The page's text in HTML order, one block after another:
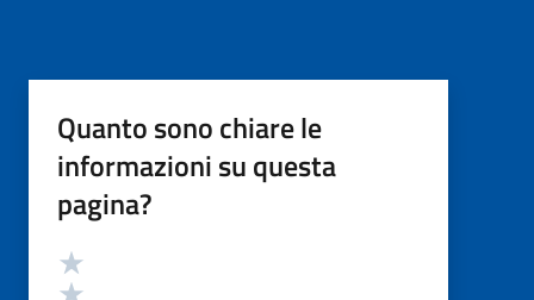
Quanto sono chiare le
informazioni su questa
pagina?
Valutazione